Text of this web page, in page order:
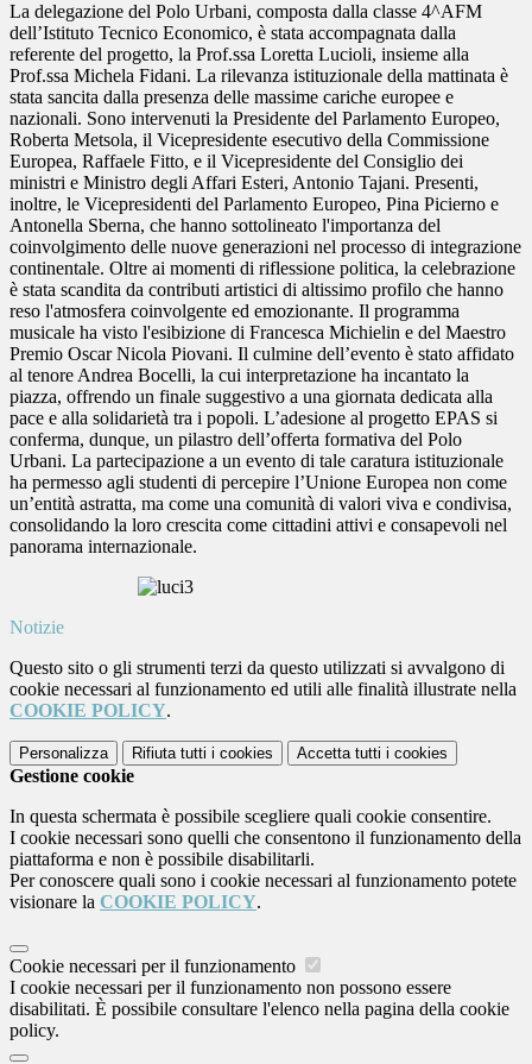
La delegazione del Polo Urbani, composta dalla classe 4^AFM
dell’Istituto Tecnico Economico, è stata accompagnata dalla
referente del progetto, la Prof.ssa Loretta Lucioli, insieme alla
Prof.ssa Michela Fidani. La rilevanza istituzionale della mattinata è
stata sancita dalla presenza delle massime cariche europee e
nazionali. Sono intervenuti la Presidente del Parlamento Europeo,
Roberta Metsola, il Vicepresidente esecutivo della Commissione
Europea, Raffaele Fitto, e il Vicepresidente del Consiglio dei
ministri e Ministro degli Affari Esteri, Antonio Tajani. Presenti,
inoltre, le Vicepresidenti del Parlamento Europeo, Pina Picierno e
Antonella Sberna, che hanno sottolineato l'importanza del
coinvolgimento delle nuove generazioni nel processo di integrazione
continentale. Oltre ai momenti di riflessione politica, la celebrazione
è stata scandita da contributi artistici di altissimo profilo che hanno
reso l'atmosfera coinvolgente ed emozionante. Il programma
musicale ha visto l'esibizione di Francesca Michielin e del Maestro
Premio Oscar Nicola Piovani. Il culmine dell’evento è stato affidato
al tenore Andrea Bocelli, la cui interpretazione ha incantato la
piazza, offrendo un finale suggestivo a una giornata dedicata alla
pace e alla solidarietà tra i popoli. L’adesione al progetto EPAS si
conferma, dunque, un pilastro dell’offerta formativa del Polo
Urbani. La partecipazione a un evento di tale caratura istituzionale
ha permesso agli studenti di percepire l’Unione Europea non come
un’entità astratta, ma come una comunità di valori viva e condivisa,
consolidando la loro crescita come cittadini attivi e consapevoli nel
panorama internazionale.
Notizie
Questo sito o gli strumenti terzi da questo utilizzati si avvalgono di
cookie necessari al funzionamento ed utili alle finalità illustrate nella
COOKIE POLICY.
Personalizza Rifiuta tutti i cookies Accetta tutti i cookies
Gestione cookie
In questa schermata è possibile scegliere quali cookie consentire.
I cookie necessari sono quelli che consentono il funzionamento della
piattaforma e non è possibile disabilitarli.
Per conoscere quali sono i cookie necessari al funzionamento potete
visionare la COOKIE POLICY.
Cookie necessari per il funzionamento
I cookie necessari per il funzionamento non possono essere
disabilitati. È possibile consultare l'elenco nella pagina della cookie
policy.